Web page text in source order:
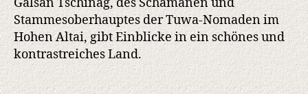
Stammesoberhauptes der Tuwa-Nomaden im
Hohen Altai, gibt Einblicke in ein schönes und
kontrastreiches Land.